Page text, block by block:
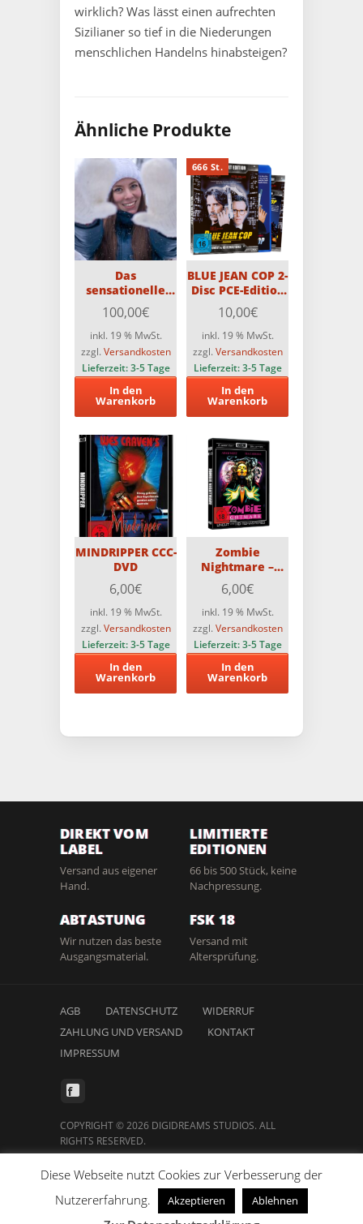
wirklich? Was lässt einen aufrechten
Sizilianer so tief in die Niederungen
menschlichen Handelns hinabsteigen?
Ähnliche Produkte
Das
sensationelle
„Ich spare über
50%
Herbst/Winter-
Überraschungspaket“!!
100,00€
inkl. 19 % MwSt.
zzgl. Versandkosten
Lieferzeit:3-5 Tage
In den
Warenkorb
666 St.
BLUE JEAN COP 2-
Disc PCE-Edition
mit Schuber (Blu-
ray & DVD)
Limitiert auf 666
Stück
10,00€
inkl. 19 % MwSt.
zzgl. Versandkosten
Lieferzeit:3-5 Tage
In den
Warenkorb
MINDRIPPER CCC-
DVD
6,00€
inkl. 19 % MwSt.
zzgl. Versandkosten
Lieferzeit:3-5 Tage
In den
Warenkorb
Zombie
Nightmare –
Classic Cult
Edition DVD
6,00€
inkl. 19 % MwSt.
zzgl. Versandkosten
Lieferzeit:3-5 Tage
In den
Warenkorb
DIREKT VOM
LABEL
Versand aus eigener
Hand.
LIMITIERTE
EDITIONEN
66 bis 500 Stück, keine
Nachpressung.
ABTASTUNG
Wir nutzen das beste
Ausgangsmaterial.
FSK 18
Versand mit
Altersprüfung.
AGB DATENSCHUTZ
WIDERRUF
ZAHLUNG UND VERSAND
KONTAKT
IMPRESSUM
COPYRIGHT © 2026 DIGIDREAMS STUDIOS. ALL
RIGHTS RESERVED.
Vertrag widerrufen
Diese Webseite nutzt Cookies zur Verbesserung der
Nutzererfahrung.
Akzeptieren Ablehnen